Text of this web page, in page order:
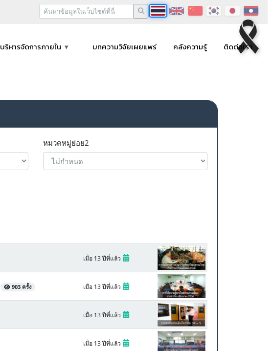
บริหารจัดการภายใน บทความวิจัยเผยแพร่ คลังความรู้ ติดต่อเรา
หมวดหมู่ย่อย2
เมื่อ 13 ปีที่แล้ว
903 ครั้ง เมื่อ 13 ปีที่แล้ว
เมื่อ 13 ปีที่แล้ว
เมื่อ 13 ปีที่แล้ว